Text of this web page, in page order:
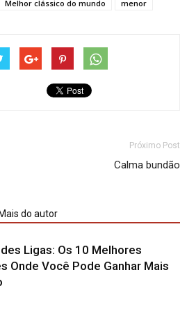
Melhor clássico do mundo menor
Próximo Post
Calma bundão
Mais do autor
Ligas: Os 10 Melhores
Onde Você Pode Ganhar Mais